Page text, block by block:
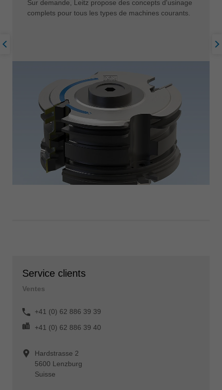
Sur demande, Leitz propose des concepts d'usinage
complets pour tous les types de machines courants.
Service clients
Ventes
+41 (0) 62 886 39 39
+41 (0) 62 886 39 40
Hardstrasse 2
5600 Lenzburg
Suisse